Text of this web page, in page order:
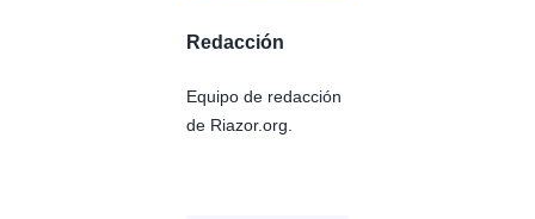
Redacción
Equipo de redacción
de Riazor.org.